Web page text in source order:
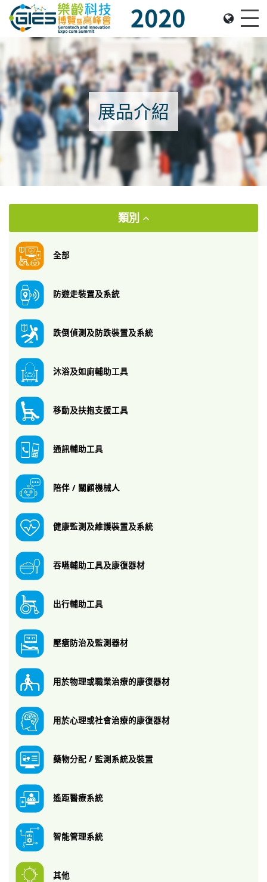
Date: Expo: 21-24 Nov 2020, Summit: 20 Nov 2020,
展品介紹
類別
全部
防遊走裝置及系統
跌倒偵測及防跌裝置及系統
沐浴及如廁輔助工具
移動及扶抱支援工具
通訊輔助工具
陪伴 / 關顧機械人
健康監測及維護裝置及系統
吞嚥輔助工具及康復器材
出行輔助工具
壓瘡防治及監測器材
用於物理或職業治療的康復器材
用於心理或社會治療的康復器材
藥物分配 / 監測 系統及裝置
遙距醫療系統
智能管理系統
其他